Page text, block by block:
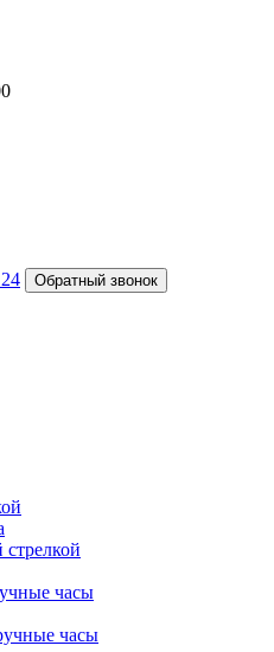
Обратный звонок
часы
часы